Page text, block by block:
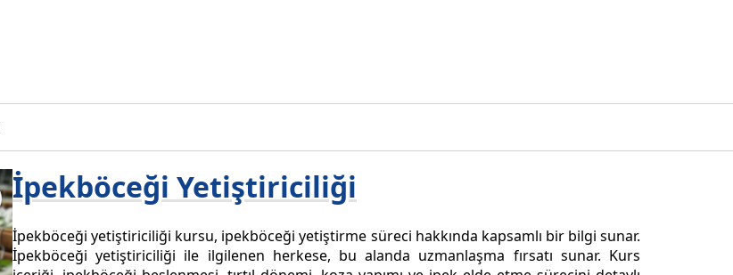
İpekböceği Yetiştiriciliği
İpekböceği yetiştiriciliği kursu, ipekböceği yetiştirme süreci hakkında kapsamlı bir bilgi sunar.
İpekböceği yetiştiriciliği ile ilgilenen herkese, bu alanda uzmanlaşma fırsatı sunar. Kurs